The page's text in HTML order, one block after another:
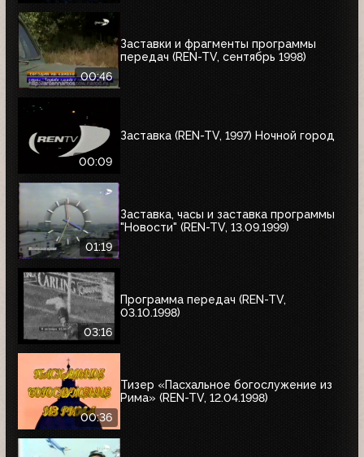
00:46
Заставки и фрагменты программы
передач (REN-TV, сентябрь 1998)
00:09
Заставка (REN-TV, 1997) Ночной город
01:19
Заставка, часы и заставка программы
"Новости" (REN-TV, 13.09.1999)
03:16
Программа передач (REN-TV,
03.10.1998)
00:36
Тизер «Пасхальное богослужение из
Рима» (REN-TV, 12.04.1998)